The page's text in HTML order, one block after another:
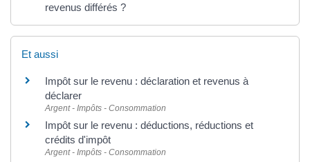
revenus différés ?
Et aussi
Impôt sur le revenu : déclaration et revenus à
déclarer
Argent - Impôts - Consommation
Impôt sur le revenu : déductions, réductions et
crédits d'impôt
Argent - Impôts - Consommation